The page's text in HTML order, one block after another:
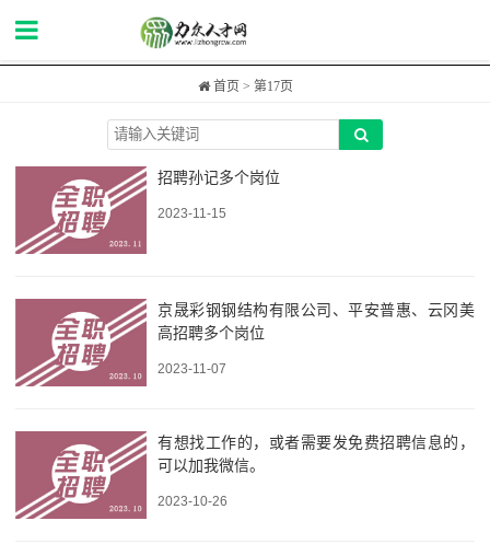
首页 > 第17页
招聘孙记多个岗位
2023-11-15
京晟彩钢钢结构有限公司、平安普惠、云冈美
高招聘多个岗位
2023-11-07
有想找工作的，或者需要发免费招聘信息的，
可以加我微信。
2023-10-26